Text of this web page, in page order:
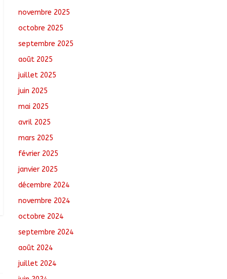
novembre 2025
octobre 2025
septembre 2025
août 2025
juillet 2025
juin 2025
mai 2025
avril 2025
mars 2025
février 2025
janvier 2025
décembre 2024
novembre 2024
octobre 2024
septembre 2024
août 2024
juillet 2024